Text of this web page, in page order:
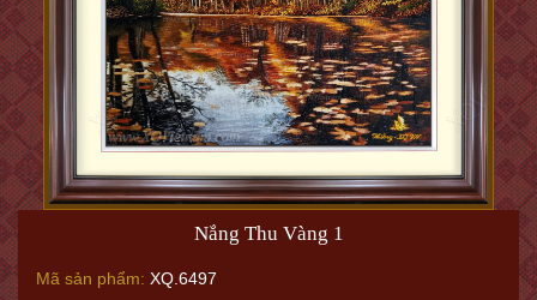
Nắng Thu Vàng 1
Mã sản phẩm: XQ.6497